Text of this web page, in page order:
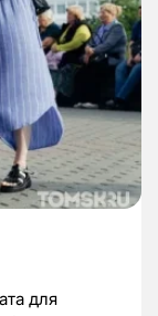
для